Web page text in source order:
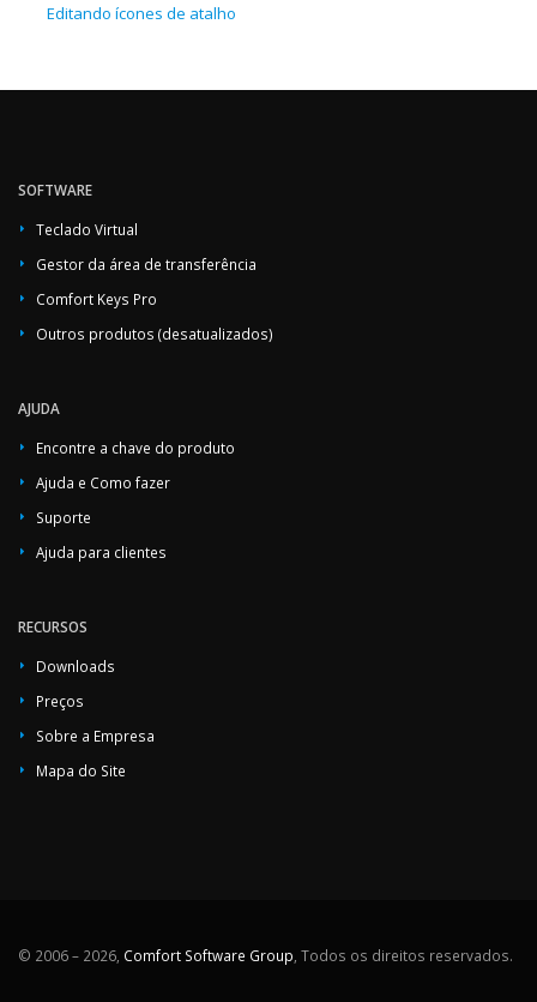
Editando ícones de atalho
SOFTWARE
Teclado Virtual
Gestor da área de transferência
Comfort Keys Pro
Outros produtos (desatualizados)
AJUDA
Encontre a chave do produto
Ajuda e Como fazer
Suporte
Ajuda para clientes
RECURSOS
Downloads
Preços
Sobre a Empresa
Mapa do Site
© 2006 – 2026, Comfort Software Group , Todos os direitos reservados.